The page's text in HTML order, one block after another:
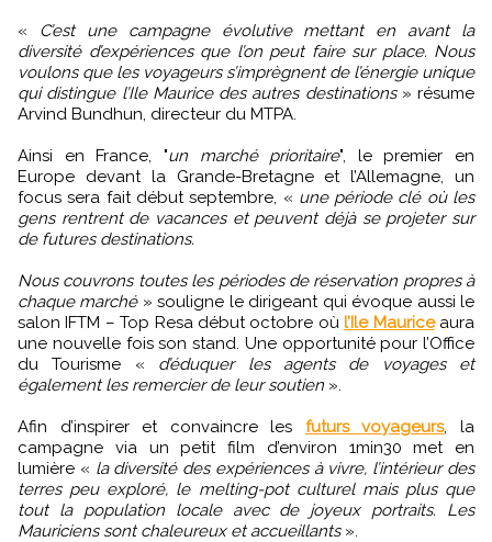
« C’est une campagne évolutive mettant en avant la
diversité d’expériences que l’on peut faire sur place. Nous
voulons que les voyageurs s’imprègnent de l’énergie unique
qui distingue l’Ile Maurice des autres destinations» résume
Arvind Bundhun, directeur du MTPA.
Ainsi en France, "un marché prioritaire", le premier en
Europe devant la Grande-Bretagne et l’Allemagne, un
focus sera fait début septembre, « une période clé où les
gens rentrent de vacances et peuvent déjà se projeter sur
de futures destinations.
Nous couvrons toutes les périodes de réservation propres à
chaque marché» souligne le dirigeant qui évoque aussi le
salon IFTM – Top Resa début octobre oùl’Ile Mauriceaura
une nouvelle fois son stand. Une opportunité pour l’Office
du Tourisme « d’éduquer les agents de voyages et
également les remercier de leur soutien ».
Afin d’inspirer et convaincre les futurs voyageurs, la
campagne via un petit film d’environ 1min30 met en
lumière « la diversité des expériences à vivre, l’intérieur des
terres peu exploré, le melting-pot culturel mais plus que
tout la population locale avec de joyeux portraits. Les
Mauriciens sont chaleureux et accueillants».